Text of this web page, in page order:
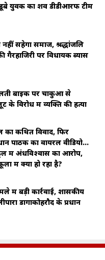
डूबे युवक का शव डीडीआरफ टीम
सहेगा समाज, श्रद्धांजलि
पर विधायक ब्यास
बाइक पर चाकुओं से
के विरोध में व्यक्ति की हत्या
का कथित विवाद, फिर
पाठक का वायरल वीडियो…
में अंधविश्वास का आरोप,
में क्या हो रहा है?
में बड़ी कार्रवाई, शासकीय
डोंगाकोहरौद के प्रधान